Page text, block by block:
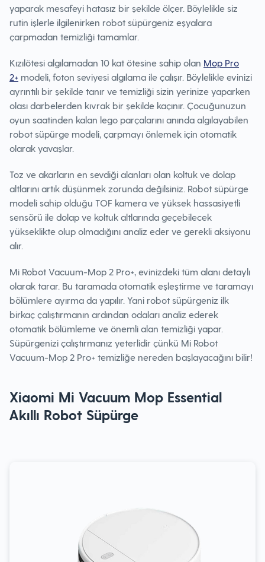
yaparak mesafeyi hatasız bir şekilde ölçer. Böylelikle siz
rutin işlerle ilgilenirken robot süpürgeniz eşyalara
çarpmadan temizliği tamamlar.
Kızılötesi algılamadan 10 kat ötesine sahip olan Mop Pro
2+ modeli, foton seviyesi algılama ile çalışır. Böylelikle evinizi
ayrıntılı bir şekilde tanır ve temizliği sizin yerinize yaparken
olası darbelerden kıvrak bir şekilde kaçınır. Çocuğunuzun
oyun saatinden kalan lego parçalarını anında algılayabilen
robot süpürge modeli, çarpmayı önlemek için otomatik
olarak yavaşlar.
Toz ve akarların en sevdiği alanları olan koltuk ve dolap
altlarını artık düşünmek zorunda değilsiniz. Robot süpürge
modeli sahip olduğu TOF kamera ve yüksek hassasiyetli
sensörü ile dolap ve koltuk altlarında geçebilecek
yükseklikte olup olmadığını analiz eder ve gerekli aksiyonu
alır.
Mi Robot Vacuum-Mop 2 Pro+, evinizdeki tüm alanı detaylı
olarak tarar. Bu taramada otomatik eşleştirme ve taramayı
bölümlere ayırma da yapılır. Yani robot süpürgeniz ilk
birkaç çalıştırmanın ardından odaları analiz ederek
otomatik bölümleme ve önemli alan temizliği yapar.
Süpürgenizi çalıştırmanız yeterlidir çünkü Mi Robot
Vacuum-Mop 2 Pro+ temizliğe nereden başlayacağını bilir!
Xiaomi Mi Vacuum Mop Essential
Akıllı Robot Süpürge